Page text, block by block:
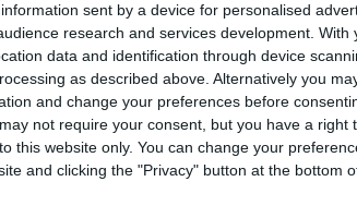
sent by a device for personalised
research and services development. With
data and identification through device
as described above. Alternatively you
and change your preferences before
not require your consent, but you have a right
this website only. You can change your
and clicking the "Privacy" button at the bottom
iniziative, dal 12 al 14
cittadini a partecipare agli
valorizzando tradizione,
presso le nuove opere